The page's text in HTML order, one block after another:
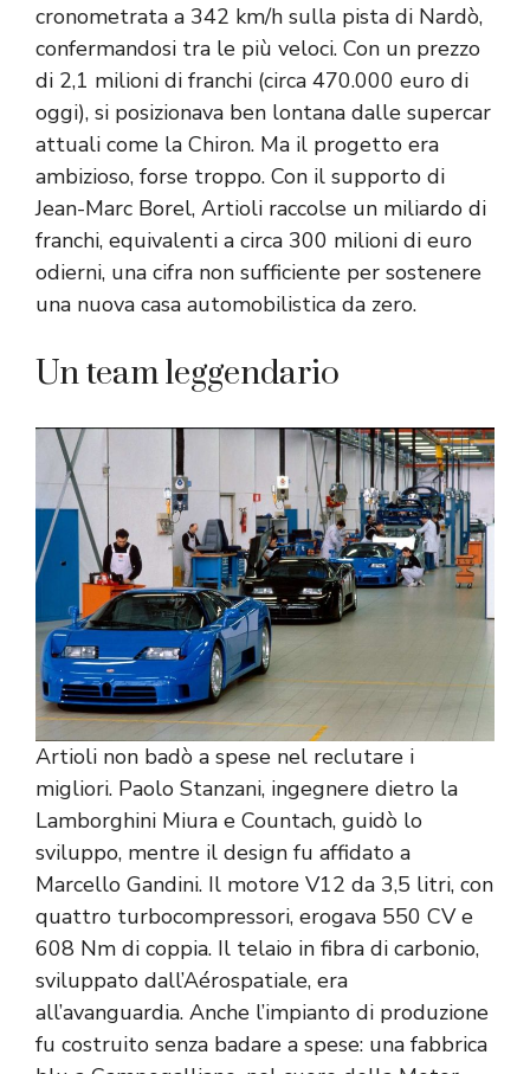
cronometrata a 342 km/h sulla pista di Nardò,
confermandosi tra le più veloci. Con un prezzo
di 2,1 milioni di franchi (circa 470.000 euro di
oggi), si posizionava ben lontana dalle supercar
attuali come la Chiron. Ma il progetto era
ambizioso, forse troppo. Con il supporto di
Jean-Marc Borel, Artioli raccolse un miliardo di
franchi, equivalenti a circa 300 milioni di euro
odierni, una cifra non sufficiente per sostenere
una nuova casa automobilistica da zero.
Un team leggendario
Artioli non badò a spese nel reclutare i
migliori. Paolo Stanzani, ingegnere dietro la
Lamborghini Miura e Countach, guidò lo
sviluppo, mentre il design fu affidato a
Marcello Gandini. Il motore V12 da 3,5 litri, con
quattro turbocompressori, erogava 550 CV e
608 Nm di coppia. Il telaio in fibra di carbonio,
sviluppato dall’Aérospatiale, era
all’avanguardia. Anche l’impianto di produzione
fu costruito senza badare a spese: una fabbrica